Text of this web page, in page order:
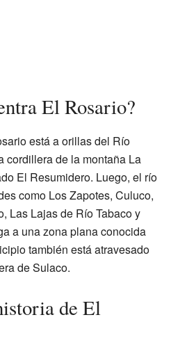
El Rosario?
está a orillas del Río
cordillera de la montaña La
El Resumidero. Luego, el río
como Los Zapotes, Culuco,
Las Lajas de Río Tabaco y
a una zona plana conocida
también está atravesado
de Sulaco.
de El